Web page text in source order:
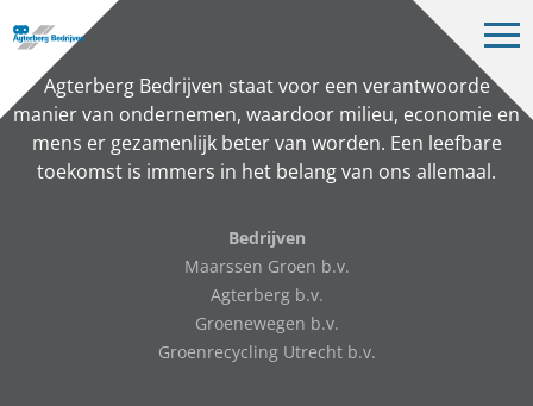
Bedrijven
Projecten
Over ons
Agterberg Bedrijven staat voor een verantwoorde
manier van ondernemen, waardoor milieu, economie en
mens er gezamenlijk beter van worden. Een leefbare
toekomst is immers in het belang van ons allemaal.
Bedrijven
Maarssen Groen b.v.
Agterberg b.v.
Groenewegen b.v.
Groenrecycling Utrecht b.v.